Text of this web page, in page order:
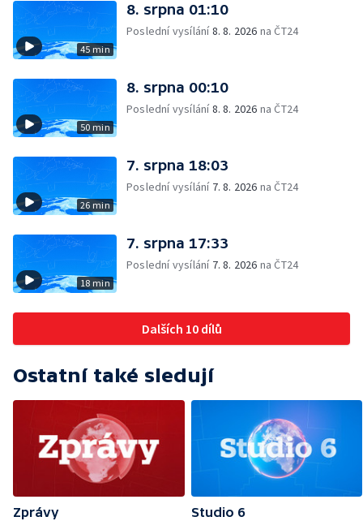
45 min
8. srpna 01:10
Poslední vysílání8. 8. 2026 na ČT24
50 min
8. srpna 00:10
Poslední vysílání8. 8. 2026 na ČT24
26 min
7. srpna 18:03
Poslední vysílání 7. 8. 2026 na ČT24
18 min
7. srpna 17:33
Poslední vysílání 7. 8. 2026 na ČT24
Dalších 10 dílů
Ostatní také sledují
Zprávy
Studio 6